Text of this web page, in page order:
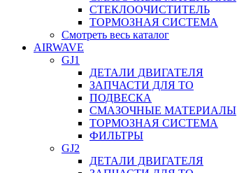
СТЕКЛООЧИСТИТЕЛЬ
ТОРМОЗНАЯ СИСТЕМА
Смотреть весь каталог
AIRWAVE
GJ1
ДЕТАЛИ ДВИГАТЕЛЯ
ЗАПЧАСТИ ДЛЯ ТО
ПОДВЕСКА
СМАЗОЧНЫЕ МАТЕРИАЛЫ
ТОРМОЗНАЯ СИСТЕМА
ФИЛЬТРЫ
GJ2
ДЕТАЛИ ДВИГАТЕЛЯ